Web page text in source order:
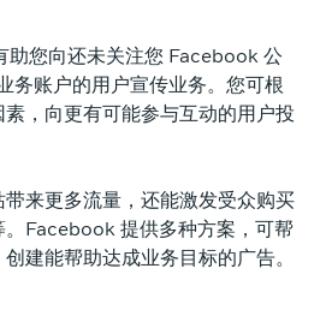
助您向还未关注您 Facebook 公
务账户的用户宣传业务。您可根
，向更有可能参与互动的用户投
来更多流量，还能激发受众购买
。Facebook 提供多种方案，可帮
建能帮助达成业务目标的广告。